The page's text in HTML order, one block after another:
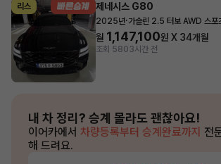
리스 제네시스 G80
2025년·가솔린 2.5 터보 AWD 스포
월 1,147,100원 X 34개월
조회 5803시간 전
내 차 정리? 승계 몰라도 괜찮아요!
이어카에서 차량등록부터 승계완료까지 전
해 드려요.